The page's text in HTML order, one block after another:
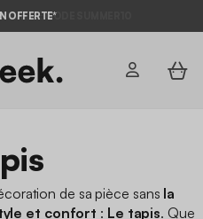
AVEC LECODE SUMMER10
de sa pièce sans la
et confort : Le tapis. Que